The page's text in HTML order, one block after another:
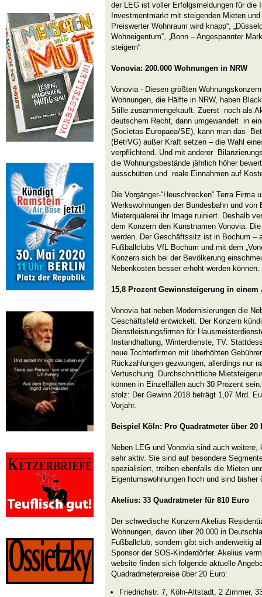
der LEG ist voller Erfolgsmeldungen für die
Investmentmarkt mit steigenden Mieten und
Preiswerter Wohnraum wird knapp“,
Wohneigentum“, „Bonn – Angespannter
steigern“
Vonovia: 200.000 Wohnungen in NRW
Vonovia - Diesen größten
Wohnungen, die Hälfte in NRW, haben
Stille zusammengekauft. Zuerst noch als
deutschem Recht, dann umgewandelt in
(Societas Europaea/SE), kann man das
(BetrVG) außer Kraft setzen – die Wahl
verpflichtend. Und mit anderer
die Wohnungsbestände jährlich höher
ausschütten und reale Einnahmen auf
Die Vorgänger-“Heuschrecken“ Terra Firma
Werkswohnungen der Bundesbahn und
Mieterquälerei ihr Image ruiniert. Deshalb
dem Konzern den Kunstnamen Vonovia.
werden. Der Geschäftssitz ist in Bochum –
Fußballclubs VfL Bochum und mit dem
Konzern sich bei der Bevölkerung
Nebenkosten besser erhöht werden können.
15,8 Prozent Gewinnsteigerung in einem
Vonovia hat neben Modernisierungen die
Geschäftsfeld entwickelt. Der Konzern
Dienstleistungsfirmen für
Instandhaltung, Winterdienste, TV.
neue Tochterfirmen mit überhöhten
Rückzahlungen gezwungen, allerdings nur
Vertuschung. Durchschnittliche
können in Einzelfällen auch 30 Prozent
stolz: Der Gewinn 2018 beträgt 1,07 Mrd.
Vorjahr.
Beispiel Köln: Pro Quadratmeter über
Neben LEG und Vonovia sind auch
sehr aktiv. Sie sind auf besondere
spezialisiert, treiben ebenfalls die Mieten
Eigentumswohnungen hoch und sind
Akelius: 33 Quadratmeter für 810 Euro
Der schwedische Konzern Akelius
Wohnungen, davon über 20.000 in
Fußballclub, sondern gibt sich anderweitig
Sponsor der SOS-Kinderdörfer. Akelius
website finden sich folgende aktuelle
Quadradmeterpreise über 20 Euro:
Friedrichstr. 7, Köln-Altstadt, 2 Zimmer,